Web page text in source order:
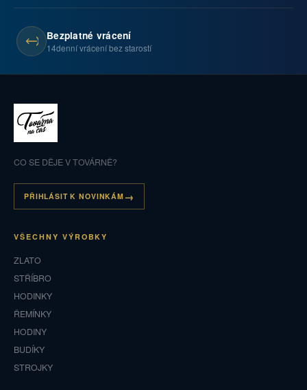
Bezplatné vrácení
14denní vrácení bez starostí
CO SE DĚJE V TOVÁRNĚ?
PŘIHLÁSIT K NOVINKÁM
VŠECHNY VÝROBKY
ZLATO
STŘÍBRO
HODINKY
ŘEMÍNKY
HODINY
BUDÍKY
STROJKY